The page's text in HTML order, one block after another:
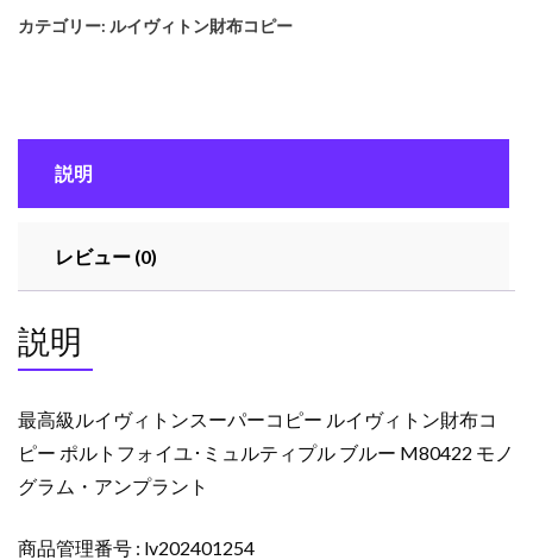
イ
ン
ー
コ
ー
ル
ヴ
ィ
ト
財
カテゴリー: ルイヴィトン財布コピー
説明
レビュー (0)
説明
最高級ルイヴィトンスーパーコピー ルイヴィトン財布コ
ピー ポルトフォイユ･ミュルティプル ブルー M80422 モノ
グラム・アンプラント
商品管理番号 : lv202401254